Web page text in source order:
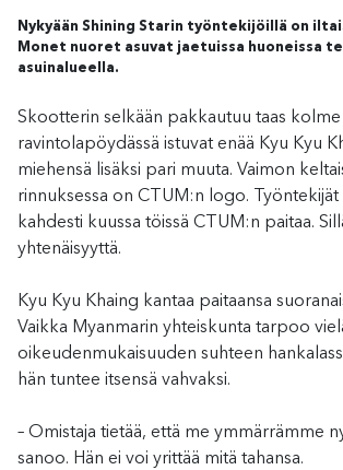
Nykyään Shining Starin työntekijöillä on
Monet nuoret asuvat jaetuissa huoneissa
asuinalueella.
Skootterin selkään pakkautuu taas kolme
ravintolapöydässä istuvat enää Kyu Kyu
miehensä lisäksi pari muuta. Vaimon
rinnuksessa on CTUM:n logo. Työntekijät
kahdesti kuussa töissä CTUM:n paitaa.
yhtenäisyyttä.
Kyu Kyu Khaing kantaa paitaansa
Vaikka Myanmarin yhteiskunta tarpoo
oikeudenmukaisuuden suhteen
hän tuntee itsensä vahvaksi.
– Omistaja tietää, että me ymmärrämme
sanoo. Hän ei voi yrittää mitä tahansa.